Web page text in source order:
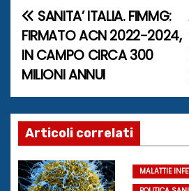
N
a
v
i
g
a
SANITA’ ITALIA. FIMMG:
FIRMATO ACN 2022-2024,
IN CAMPO CIRCA 300
MILIONI ANNUI
Articoli correlati
MALATTIE